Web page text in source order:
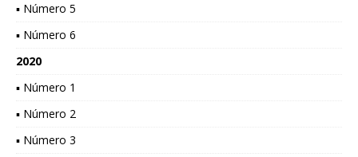
▪ Número 5
▪ Número 6
2020
▪ Número 1
▪ Número 2
▪ Número 3